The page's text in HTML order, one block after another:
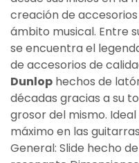
creación de
ámbito musical. Entre
se encuentra el
de accesorios de
Dunlop hechos de
décadas gracias a su
grosor del mismo.
máximo en las
General: Slide hecho